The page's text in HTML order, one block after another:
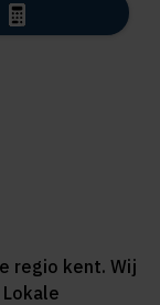
regio kent. Wij